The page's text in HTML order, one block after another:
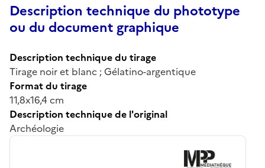
Description technique du phototype
ou du document graphique
Description technique du tirage
Tirage noir et blanc ; Gélatino-argentique
Format du tirage
11,8x16,4 cm
Description technique de l'original
Archéologie